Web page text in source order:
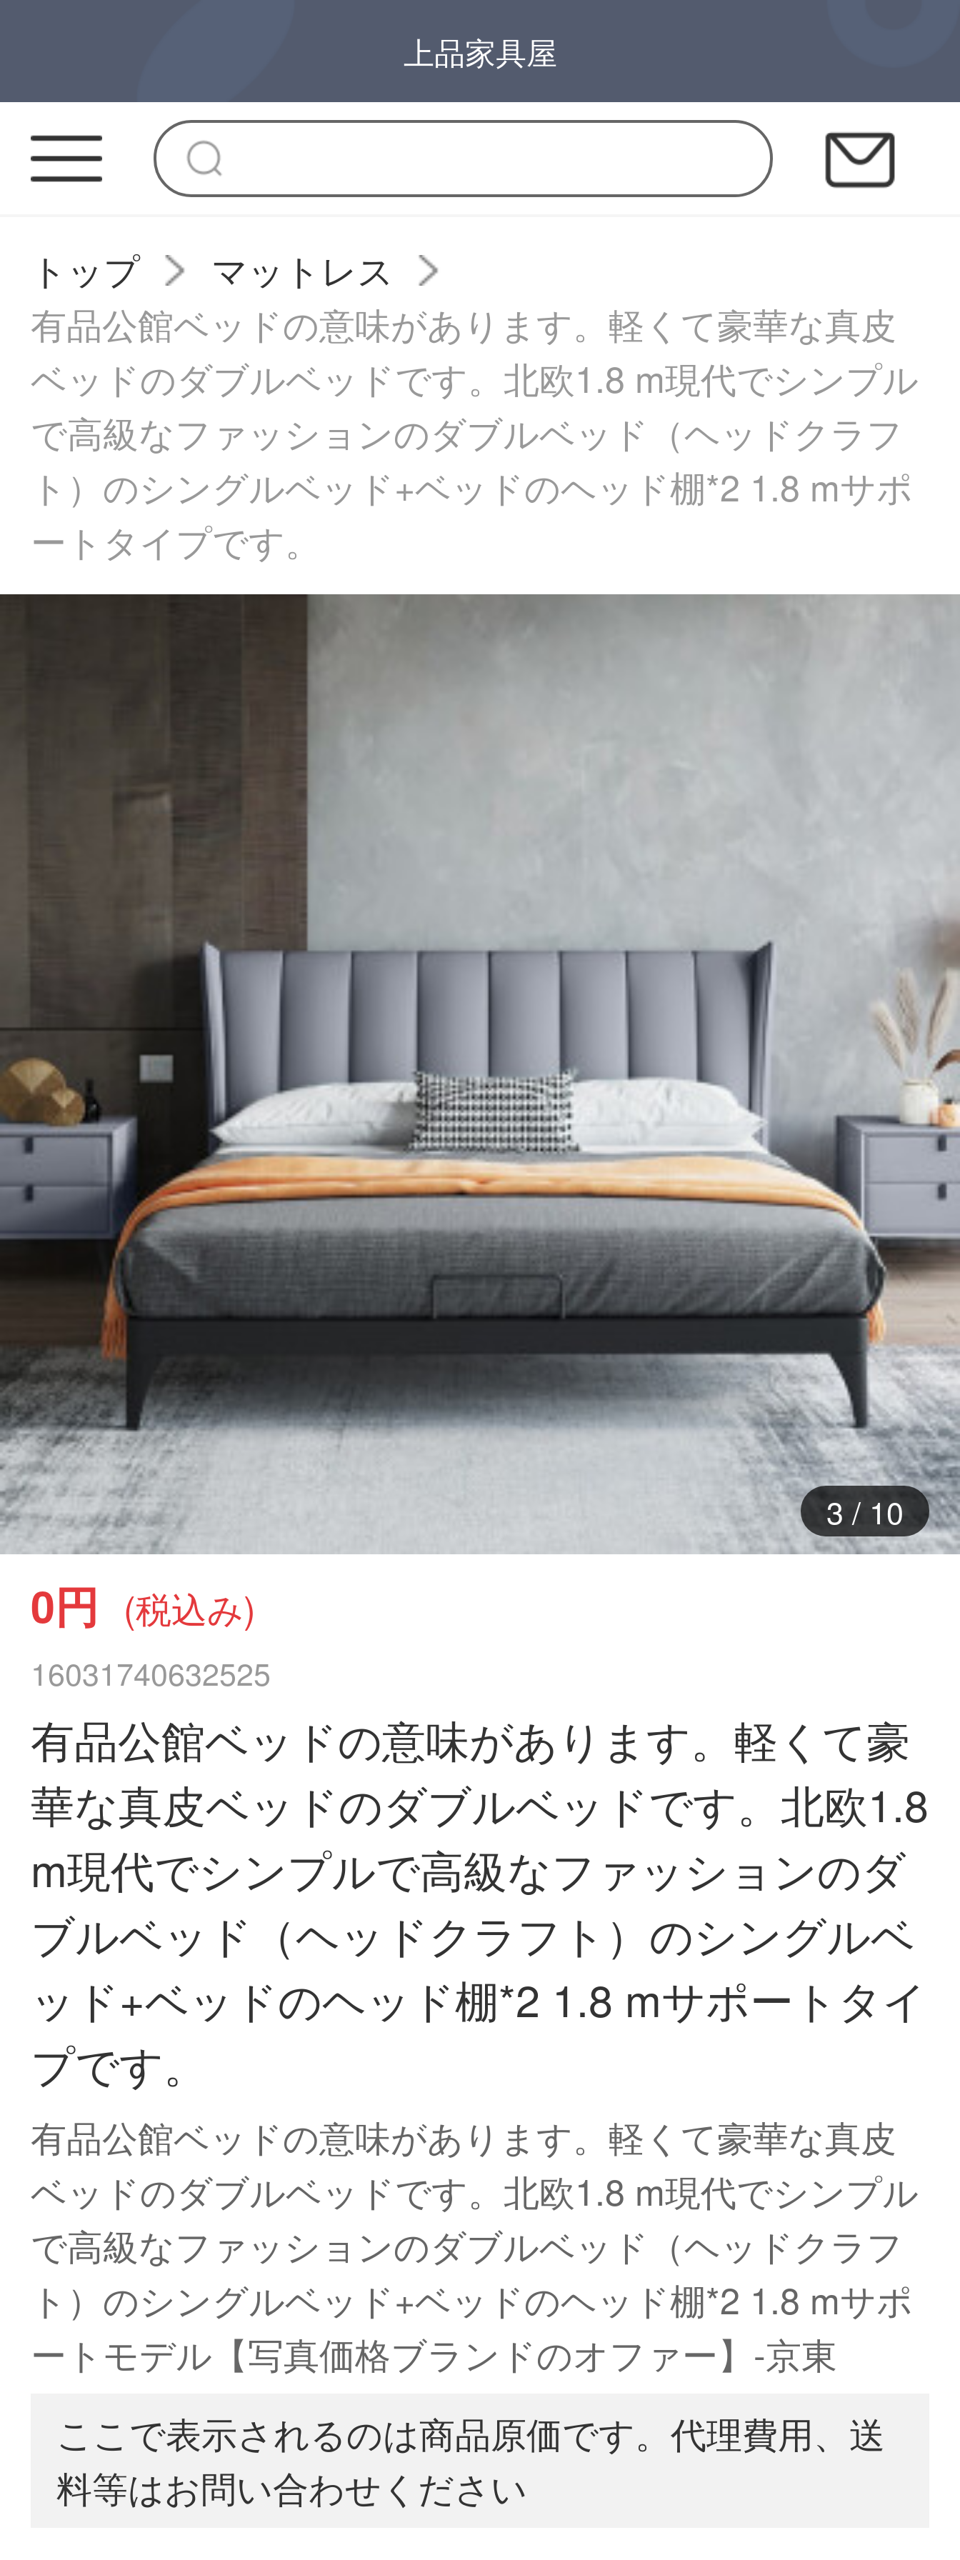
上品家具屋
トップ
マットレス
有品公館ベッドの意味があります。軽くて豪華な真皮
ベッドのダブルベッドです。北欧1.8 m現代でシンプル
で高級なファッションのダブルベッド（ヘッドクラフ
ト）のシングルベッド+ベッドのヘッド棚*2 1.8 mサポ
ートタイプです。
3 / 10
0円 (税込み)
16031740632525
有品公館ベッドの意味があります。軽くて豪
華な真皮ベッドのダブルベッドです。北欧1.8
m現代でシンプルで高級なファッションのダ
ブルベッド（ヘッドクラフト）のシングルベ
ッド+ベッドのヘッド棚*2 1.8 mサポートタイ
プです。
有品公館ベッドの意味があります。軽くて豪華な真皮
ベッドのダブルベッドです。北欧1.8 m現代でシンプル
で高級なファッションのダブルベッド（ヘッドクラフ
ト）のシングルベッド+ベッドのヘッド棚*2 1.8 mサポ
ートモデル【写真価格ブランドのオファー】-京東
ここで表示されるのは商品原価です。代理費用、送
料等はお問い合わせください